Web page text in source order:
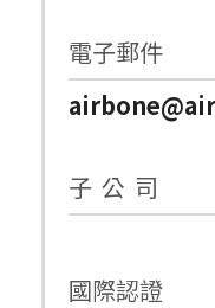
電子郵件
子 公 司
國際認證